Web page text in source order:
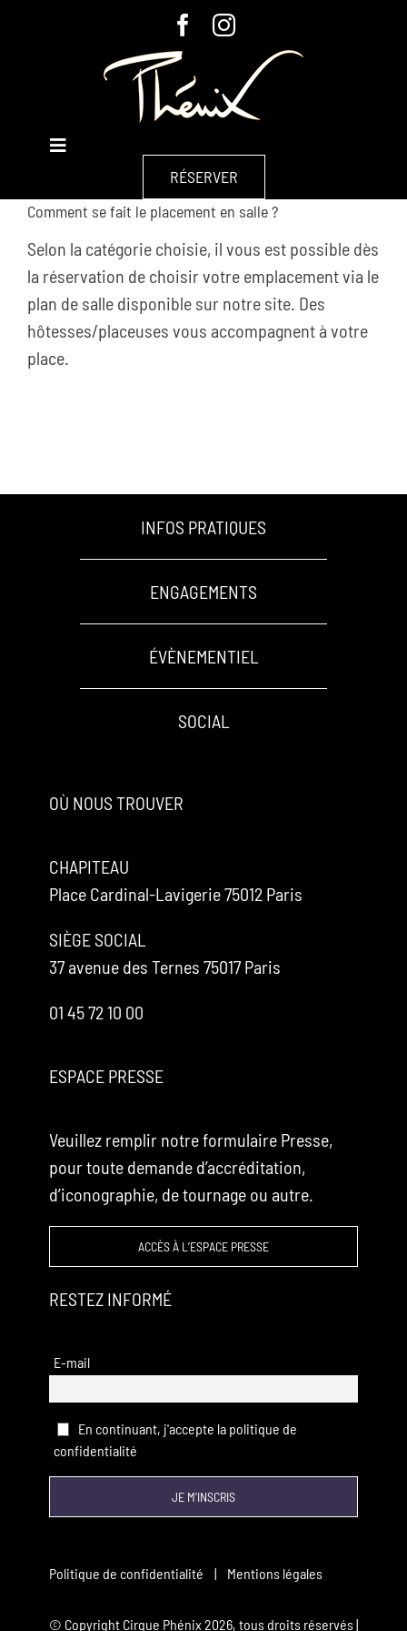
Toggle
À PROPOS
GROUPES & ENTREPRISES
CHAPITEAU
CONTACT
RÉSERVER
Comment se fait le placement en salle ?
Selon la catégorie choisie, il vous est possible dès
la réservation de choisir votre emplacement via le
plan de salle disponible sur notre site. Des
hôtesses/placeuses vous accompagnent à votre
place.
INFOS PRATIQUES
ENGAGEMENTS
ÉVÈNEMENTIEL
SOCIAL
OÙ NOUS TROUVER
CHAPITEAU
Place Cardinal-Lavigerie 75012 Paris
SIÈGE SOCIAL
37 avenue des Ternes 75017 Paris
01 45 72 10 00
ESPACE PRESSE
Veuillez remplir notre formulaire Presse,
pour toute demande d’accréditation,
d’iconographie, de tournage ou autre.
ACCÈS À L’ESPACE PRESSE
RESTEZ INFORMÉ
E-mail
En continuant, j'accepte la politique de
confidentialité
Politique de confidentialité | Mentions légales
© Copyright Cirque Phénix2026, tous droits réservés |